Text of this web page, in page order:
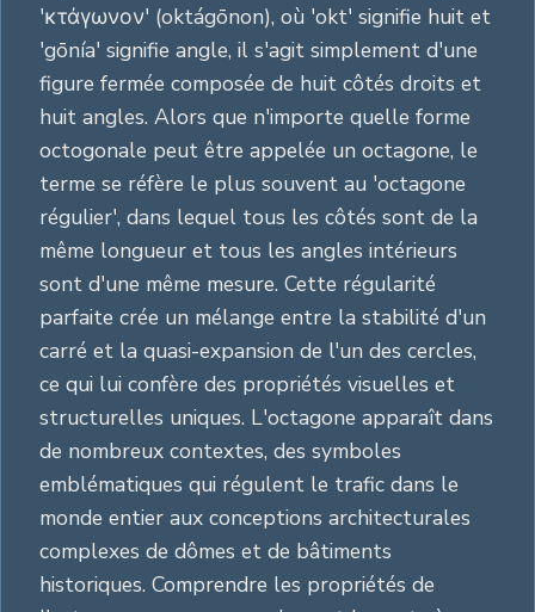
'κτάγωνον' (oktágōnon), où 'okt' signifie huit et
'gōnía' signifie angle, il s'agit simplement d'une
figure fermée composée de huit côtés droits et
huit angles. Alors que n'importe quelle forme
octogonale peut être appelée un octagone, le
terme se réfère le plus souvent au 'octagone
régulier', dans lequel tous les côtés sont de la
même longueur et tous les angles intérieurs
sont d'une même mesure. Cette régularité
parfaite crée un mélange entre la stabilité d'un
carré et la quasi-expansion de l'un des cercles,
ce qui lui confère des propriétés visuelles et
structurelles uniques. L'octagone apparaît dans
de nombreux contextes, des symboles
emblématiques qui régulent le trafic dans le
monde entier aux conceptions architecturales
complexes de dômes et de bâtiments
historiques. Comprendre les propriétés de